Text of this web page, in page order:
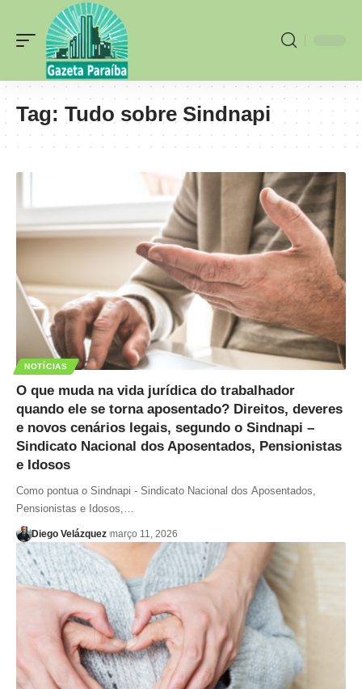
Tag: Tudo sobre Sindnapi
NOTÍCIAS
O que muda na vida jurídica do trabalhador
quando ele se torna aposentado? Direitos, deveres
e novos cenários legais, segundo o Sindnapi –
Sindicato Nacional dos Aposentados, Pensionistas
e Idosos
Como pontua o Sindnapi - Sindicato Nacional dos Aposentados,
Pensionistas e Idosos,…
Diego Velázquez março 11, 2026